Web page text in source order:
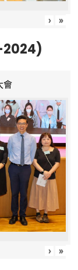
› »
2024)
會
› »